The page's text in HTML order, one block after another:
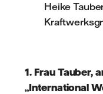
Heike
1. Frau Tauber,
„International